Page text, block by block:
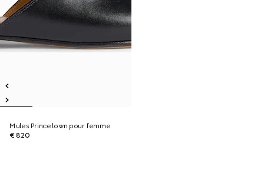
Mules Princetown pour femme
€ 820